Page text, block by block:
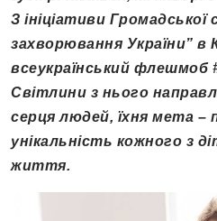
З ініціативи Громадської
захворювання України” в
всеукраїнський флешмоб
Світлини з нього
серця людей, їхня мета –
унікальність кожного з
життя.